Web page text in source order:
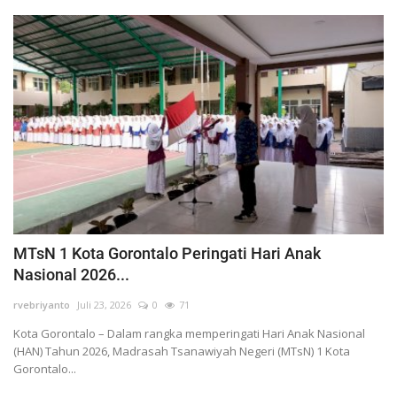
MTsN 1 Kota Gorontalo Peringati Hari Anak
Nasional 2026...
rvebriyanto Juli 23, 2026 0 71
Kota Gorontalo – Dalam rangka memperingati Hari Anak Nasional
(HAN) Tahun 2026, Madrasah Tsanawiyah Negeri (MTsN) 1 Kota
Gorontalo...